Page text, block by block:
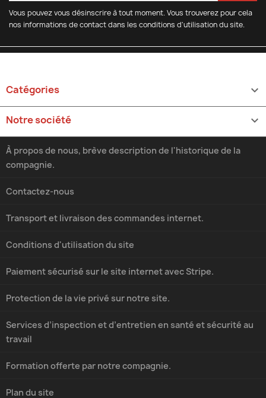
Vous pouvez vous désinscrire à tout moment. Vous trouverez pour cela
nos informations de contact dans les conditions d'utilisation du site.
Catégories 
Notre société 
Transport et livraison des commandes internet.
Conditions d'utilisation du site
À propos de nous, brève description de l'historique de la
compagnie.
Paiement sécurisé sur le site internet avec Stripe.
Protection de la vie privé sur notre site.
Services d’inspection et d’entretien en santé et sécurité au
travail
Formation offerte par notre compagnie.
Contactez-nous
Plan du site